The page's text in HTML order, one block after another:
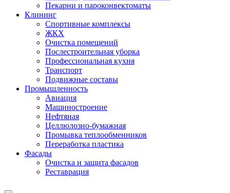
Пекарни и пароконвектоматы
Клининг
Спортивные комплексы
ЖКХ
Очистка помещений
Послестроительная уборка
Профессиональная кухня
Транспорт
Подвижные составы
Промышленность
Авиация
Машиностроение
Нефтяная
Целлюлозно-бумажная
Промывка теплообменников
Переработка пластика
Фасады
Очистка и защита фасадов
Реставрация